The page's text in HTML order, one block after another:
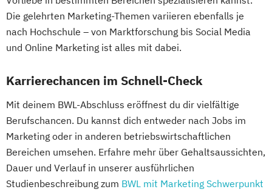
Die gelehrten Marketing-Themen variieren ebenfalls je
nach Hochschule – von Marktforschung bis Social Media
und Online Marketing ist alles mit dabei.
Karrierechancen im Schnell-Check
Mit deinem BWL-Abschluss eröffnest du dir vielfältige
Berufschancen. Du kannst dich entweder nach Jobs im
Marketing oder in anderen betriebswirtschaftlichen
Bereichen umsehen. Erfahre mehr über Gehaltsaussichten,
Dauer und Verlauf in unserer ausführlichen
Studienbeschreibung zum BWL mit Marketing Schwerpunkt